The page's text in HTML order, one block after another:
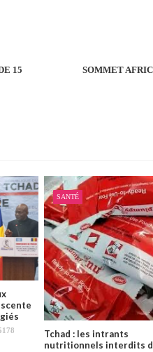
15
SOMMET
SANTÉ
Tchad : les intrants
nutritionnels interdits